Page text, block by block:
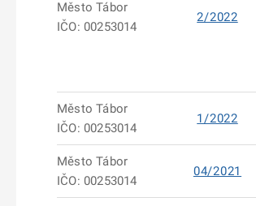
Město Tábor
IČO: 00253014
2/2022
Město Tábor
IČO: 00253014
1/2022
Město Tábor
IČO: 00253014
04/2021